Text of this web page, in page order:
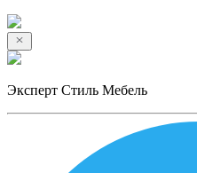
Эксперт Стиль Мебель